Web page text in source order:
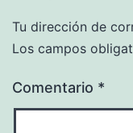
Tu dirección de
Los campos
Comentario *